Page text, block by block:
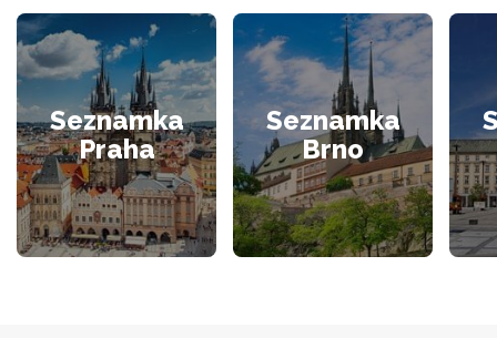
Seznamka
Praha
Seznamka
Brno